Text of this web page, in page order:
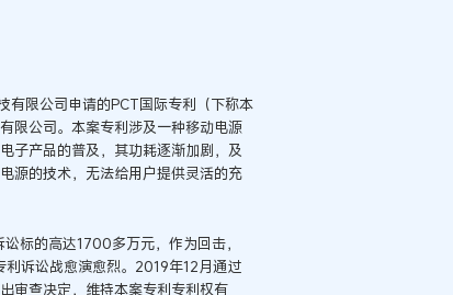
有限公司申请的PCT国际专利（下称本
限公司。本案专利涉及一种移动电源
子产品的普及，其功耗逐渐加剧，及
源的技术，无法给用户提供灵活的充
标的高达1700多万元，作为回击，
诉讼战愈演愈烈。2019年12月通过
审查决定，维持本案专利专利权有